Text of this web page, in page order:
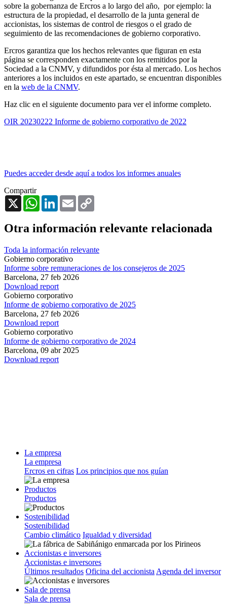
sobre la gobernanza de Ercros a lo largo del año, por ejemplo: la
estructura de la propiedad, el desarrollo de la junta general de
accionistas, los sistemas de control de riesgos o el grado de
seguimiento de las recomendaciones de gobierno corporativo.
Ercros garantiza que los hechos relevantes que figuran en esta
página se corresponden exactamente con los remitidos por la
Sociedad a la CNMV, y difundidos por ésta al mercado. Los hechos
anteriores a los incluidos en este apartado, se encuentran disponibles
en la web de la CNMV.
Haz clic en el siguiente documento para ver el informe completo.
OIR 20230222 Informe de gobierno corporativo de 2022
Puedes acceder desde aquí a todos los informes anuales
Compartir
X
WhatsAppLinkedInEmail
Otra información relevante relacionada
Toda la información relevante
Gobierno corporativo
Informe sobre remuneraciones de los consejeros de 2025
Barcelona, 27 feb 2026
Download report
Gobierno corporativo
Informe de gobierno corporativo de 2025
Barcelona, 27 feb 2026
Download report
Gobierno corporativo
Informe de gobierno corporativo de 2024
Barcelona, 09 abr 2025
Download report
La empresa
La empresa
Ercros en cifras Los principios que nos guían
Productos
Productos
Sostenibilidad
Sostenibilidad
Cambio climático Igualdad y diversidad
Accionistas e inversores
Accionistas e inversores
Últimos resultados Oficina del accionistaAgenda del inversor
Sala de prensa
Sala de prensa